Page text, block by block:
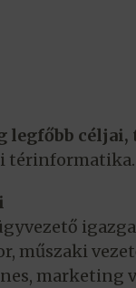
legfőbb céljai,
térinformatika.
műszaki
marketing